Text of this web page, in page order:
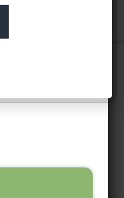
LIE GOURMET